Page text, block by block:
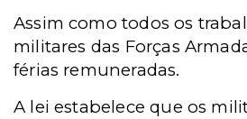
Assim como todos os
militares das Forças
férias remuneradas.
A lei estabelece que os